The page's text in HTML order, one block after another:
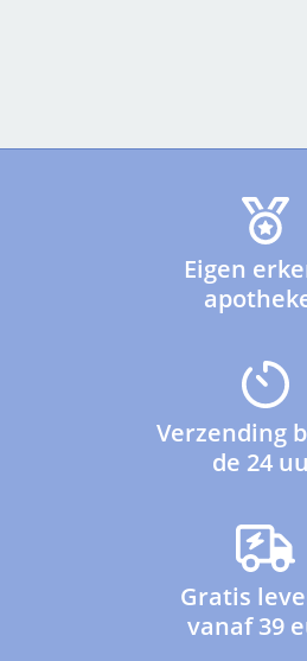
Eigen
Verzending
de 24
Gratis
vanaf 39